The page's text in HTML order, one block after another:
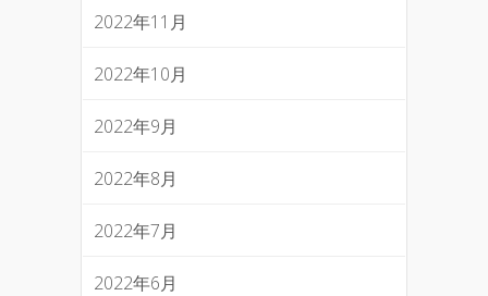
2022年11月
2022年10月
2022年9月
2022年8月
2022年7月
2022年6月